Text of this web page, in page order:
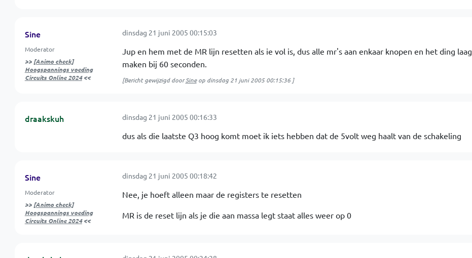
Sine
Moderator
>> [Animo check]
Hoogspannings voeding
Circuits Online 2024<<
dinsdag 21 juni 2005 00:15:03
Jup en hem met de MR lijn resetten als ie vol is, dus alle mr's aan enkaar knopen en het ding laag
maken bij 60 seconden.
[Bericht gewijzigd doorSineop dinsdag 21 juni 2005 00:15:36]
draakskuh dinsdag 21 juni 2005 00:16:33
dus als die laatste Q3 hoog komt moet ik iets hebben dat de 5volt weg haalt van de schakeling
Sine
Moderator
>> [Animo check]
Hoogspannings voeding
Circuits Online 2024<<
dinsdag 21 juni 2005 00:18:42
Nee, je hoeft alleen maar de registers te resetten
MR is de reset lijn als je die aan massa legt staat alles weer op 0